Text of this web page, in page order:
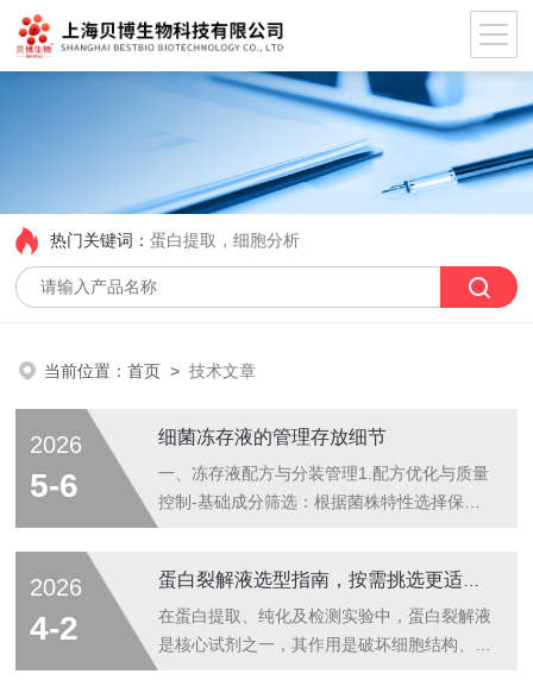
热门关键词：蛋白提取，细胞分析
当前位置：首页 >技术文章
2026
5-6
细菌冻存液的管理存放细节
一、冻存液配方与分装管理1.配方优化与质量
控制-基础成分筛选：根据菌株特性选择保护
糖增强抗逆性。对特殊菌株，需测试不同配方
存活率，如乳酸菌采用10%甘油+5%乳糖组
合。-无菌制备工艺：冻存液经0.22μm滤膜过
2026
4-2
在蛋白提取、纯化及检测实验中，蛋白裂解液
是核心试剂之一，其作用是破坏细胞结构、释